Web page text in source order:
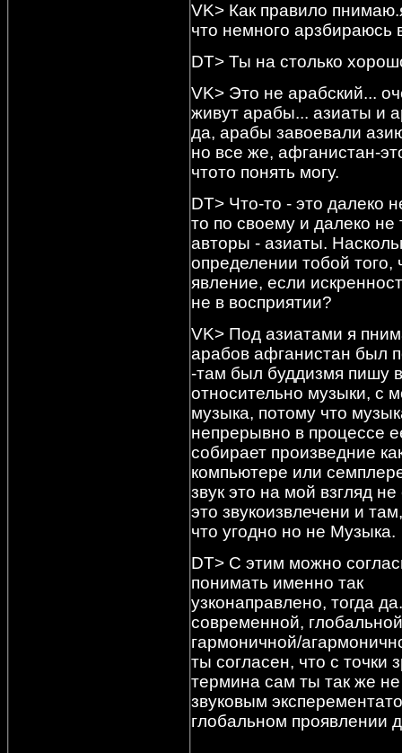
VK> Как правило
что немного арзбираюсь
DT> Ты на столько
VK> Это не арабский...
живут арабы... азиаты и
да, арабы завоевали
но все же, афганистан-
чтото понять могу.
DT> Что-то - это далеко
то по своему и далеко не
авторы - азиаты.
определении тобой
явление, если
не в восприятии?
VK> Под азиатами я
арабов афганистан был
-там был буддизмя пишу
относительно музыки, с
музыка, потому что
непрерывно в процессе
собирает произведние
компьютере или
звук это на мой взгляд
это звукоизвлечени и
что угодно но не Музыка.
DT> С этим можно
понимать именно так
узконаправлено, тогда
современной,
гармоничной/
ты согласен, что с точки
термина сам ты так же
звуковым
глобальном проявлении